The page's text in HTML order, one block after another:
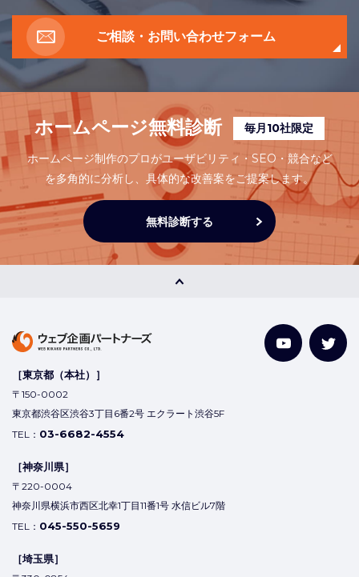
ご相談・お問い合わせフォーム
ホームページ無料診断 毎月10社限定
ホームページ制作のプロがユーザビリティ・SEO・競合など
を多角的に分析し、 具体的な改善案をご提案します。
無料診断する
［東京都（本社）］
〒150-0002
東京都渋谷区渋谷3丁目6番2号 エクラート渋谷5F
TEL： 03-6682-4554
［神奈川県］
〒220-0004
神奈川県横浜市西区北幸1丁目11番1号 水信ビル7階
TEL： 045-550-5659
［埼玉県］